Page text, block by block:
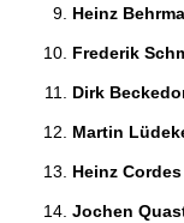
Heinz
Frederik
Dirk
Martin
Heinz Cordes
Jochen